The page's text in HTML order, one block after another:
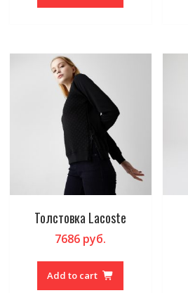
Толстовка Lacoste
7686 руб.
Add to cart